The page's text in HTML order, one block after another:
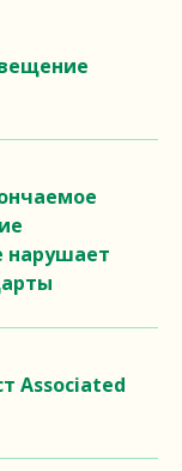
нарушает
Associated